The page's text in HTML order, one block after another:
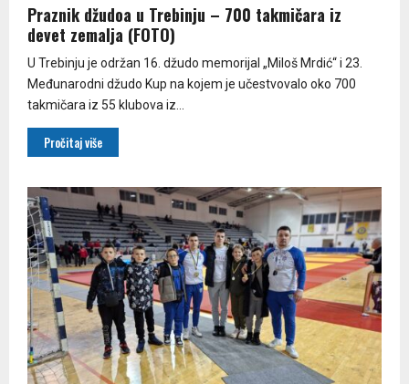
Praznik džudoa u Trebinju – 700 takmičara iz
devet zemalja (FOTO)
U Trebinju je održan 16. džudo memorijal „Miloš Mrdić“ i 23.
Međunarodni džudo Kup na kojem je učestvovalo oko 700
takmičara iz 55 klubova iz...
Pročitaj više